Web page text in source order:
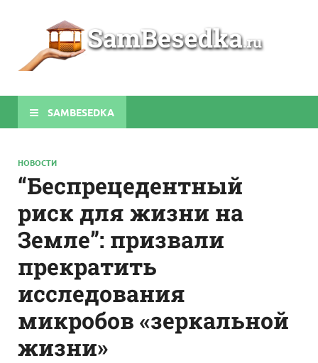
SAMBESEDKA
НОВОСТИ
“Беспрецедентный
риск для жизни на
Земле”: призвали
прекратить
исследования
микробов «зеркальной
жизни»